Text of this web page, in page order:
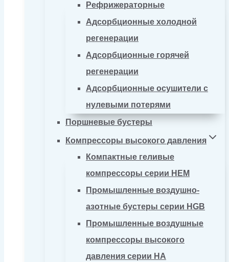
Рефрижераторные
Адсорбционные холодной
регенерации
Адсорбционные горячей
регенерации
Адсорбционные осушители с
нулевыми потерями
Поршневые бустеры
Компрессоры высокого давления
Компактные геливые
компрессоры серии HEM
Промышленные воздушно-
азотные бустеры серии HGB
Промышленные воздушные
компрессоры высокого
давления серии HA